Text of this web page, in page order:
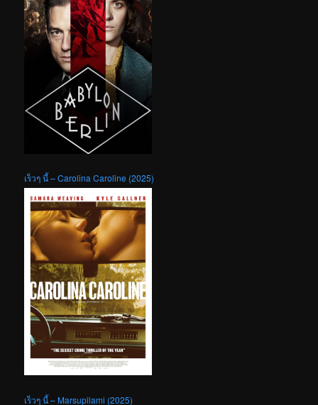
เร็วๆ นี้ – Carolina Caroline (2025)
เร็วๆ นี้ – Marsupilami (2025)